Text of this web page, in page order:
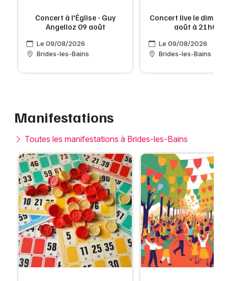
Concert à l'Église - Guy
Angelloz 09 août
Le 09/08/2026
Brides-les-Bains
Concert live le
août à 21h00
Le 09/08/2026
Brides-les-Bains
Manifestations
Toutes les manifestations à Brides-les-Bains